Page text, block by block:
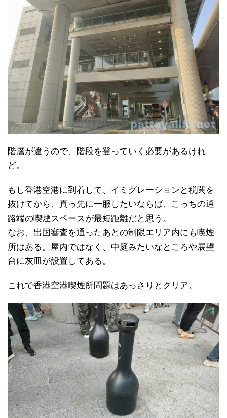
階層が違うので、階段を登っていく必要があるけれ
ど。
もし香港空港に到着して、イミグレーションと税関を
抜けてから、真っ先に一服したいならば、こっちの通
路端の喫煙スペースが最短距離だと思う。
なお、出国審査を通ったあとの制限エリア内にも喫煙
所はある。屋内ではなく、中庭みたいなところや展望
台に灰皿が設置してある。
これで香港空港喫煙所問題はあっさりとクリア。